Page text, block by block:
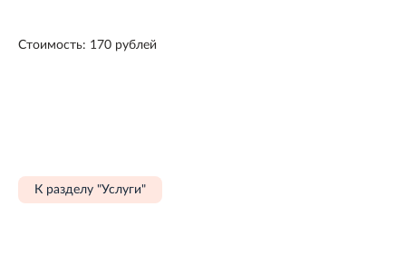
Стоимость: 170 рублей
К разделу "Услуги"